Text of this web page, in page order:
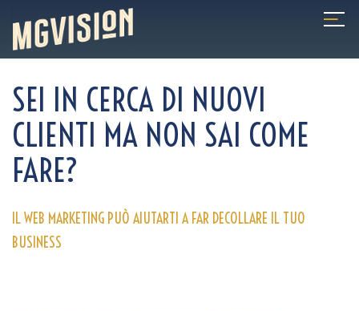
SEI IN CERCA DI NUOVI
CLIENTI MA NON SAI COME
FARE?
IL WEB MARKETING PUÒ AIUTARTI A FAR DECOLLARE IL TUO
BUSINESS